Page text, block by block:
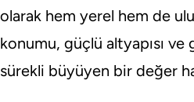
olarak hem yerel hem de
konumu, güçlü altyapısı
sürekli büyüyen bir değer